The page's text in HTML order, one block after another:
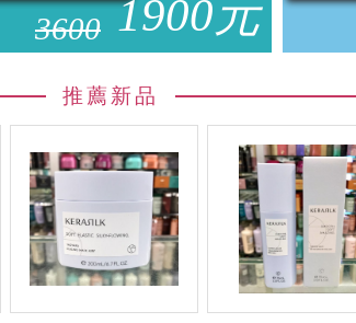
3600 1900元
推薦新品